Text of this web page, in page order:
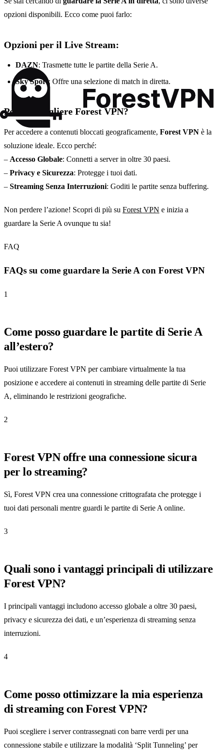
opzioni disponibili. Ecco come puoi farlo:
Opzioni per il Live Stream:
DAZN: Trasmette tutte le partite della Serie A.
Sky Sport: Offre una selezione di match in diretta.
Perché Scegliere Forest VPN?
Per accedere a contenuti bloccati geograficamente, Forest VPN è la
soluzione ideale. Ecco perché:
– Accesso Globale: Connetti a server in oltre 30 paesi.
– Privacy e Sicurezza: Protegge i tuoi dati.
– Streaming Senza Interruzioni: Goditi le partite senza buffering.
Non perdere l’azione! Scopri di più su Forest VPN e inizia a
guardare la Serie A ovunque tu sia!
FAQ
FAQs su come guardare la Serie A con Forest VPN
1
Come posso guardare le partite di Serie A
all’estero?
Puoi utilizzare Forest VPN per cambiare virtualmente la tua
posizione e accedere ai contenuti in streaming delle partite di Serie
A, eliminando le restrizioni geografiche.
2
Forest VPN offre una connessione sicura
per lo streaming?
Sì, Forest VPN crea una connessione crittografata che protegge i
tuoi dati personali mentre guardi le partite di Serie A online.
3
Quali sono i vantaggi principali di utilizzare
Forest VPN?
I principali vantaggi includono accesso globale a oltre 30 paesi,
privacy e sicurezza dei dati, e un’esperienza di streaming senza
interruzioni.
4
Come posso ottimizzare la mia esperienza
di streaming con Forest VPN?
Puoi scegliere i server contrassegnati con barre verdi per una
connessione stabile e utilizzare la modalità ‘Split Tunneling’ per